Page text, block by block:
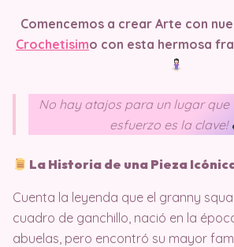
Comencemos a crear Arte con
Crochetisimo con esta hermosa
No hay atajos para un lugar que
esfuerzo es la clave!
La Historia de una Pieza
Cuenta la leyenda que el granny
cuadro de ganchillo, nació en la
abuelas, pero encontró su mayor